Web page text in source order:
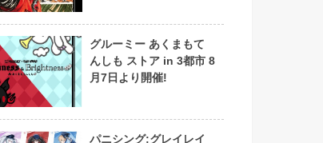
グルーミー あくまもて
んしも ストア in 3都市 8
月7日より開催!
パニシング:グレイレイ